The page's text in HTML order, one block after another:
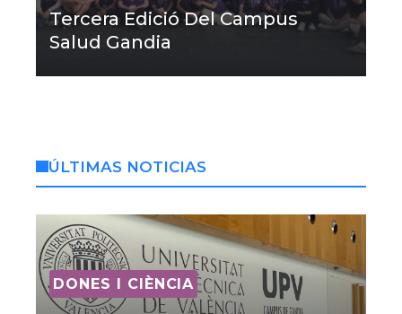
Tercera Edició Del Campus
Salud Gandia
ÚLTIMAS NOTICIAS
DONES I CIÈNCIA